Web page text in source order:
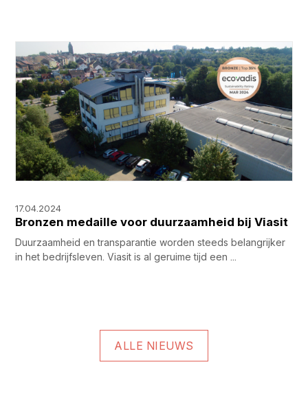
17.04.2024
Bronzen medaille voor duurzaamheid bij Viasit
Duurzaamheid en transparantie worden steeds belangrijker
in het bedrijfsleven. Viasit is al geruime tijd een ...
ALLE NIEUWS